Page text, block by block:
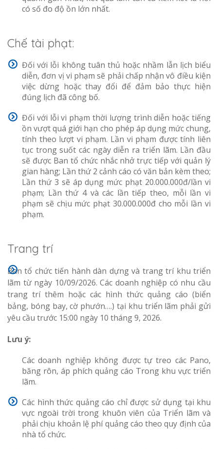
có số đo độ ồn lớn nhất.
Chế tài phạt:
Đối với lỗi không tuân thủ hoặc nhầm lẫn lịch biểu
diễn, đơn vị vi phạm sẽ phải chấp nhận vô điều kiện
việc dừng hoặc thay đổi để đảm bảo thực hiện
đúng lịch đã công bố.
Đối với lỗi vi phạm thời lượng trình diễn hoặc tiếng
ồn vượt quá giới hạn cho phép áp dụng mức chung,
tính theo lượt vi phạm. Lần vi phạm được tính liên
tục trong suốt các ngày diễn ra triển lãm. Lần đầu
sẽ được Ban tổ chức nhắc nhở trực tiếp với quản lý
gian hàng; Lần thứ 2 cảnh cáo có văn bản kèm theo;
Lần thứ 3 sẽ áp dụng mức phạt 20.000.000đ/lần vi
phạm; Lần thứ 4 và các lần tiếp theo, mỗi lần vi
phạm sẽ chịu mức phạt 30.000.000đ cho mỗi lần vi
phạm.
Trang trí
Ban tổ chức tiến hành dàn dựng và trang trí khu triển
lãm từ ngày 10/09/2026. Các doanh nghiệp có nhu cầu
trang trí thêm hoặc các hình thức quảng cáo (biển
bảng, bóng bay, cờ phướn….) tại khu triển lãm phải gửi
yêu cầu trước 15:00 ngày 10 tháng 9, 2026.
Lưu ý:
Các doanh nghiệp không được tự treo các Pano,
băng rôn, áp phích quảng cáo Trong khu vực triển
lãm.
Các hình thức quảng cáo chỉ được sử dụng tại khu
vực ngoài trời trong khuôn viên của Triển lãm và
phải chịu khoản lệ phí quảng cáo theo quy định của
nhà tổ chức.